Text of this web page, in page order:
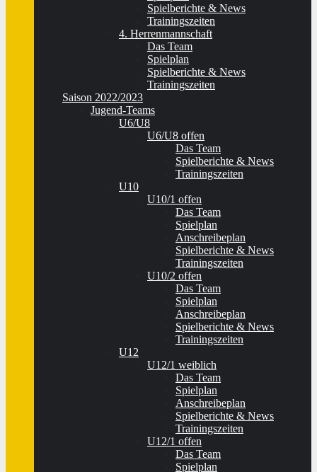
Spielberichte & News
Trainingszeiten
4. Herrenmannschaft
Das Team
Spielplan
Spielberichte & News
Trainingszeiten
Saison 2022/2023
Jugend-Teams
U6/U8
U6/U8 offen
Das Team
Spielberichte & News
Trainingszeiten
U10
U10/1 offen
Das Team
Spielplan
Anschreibeplan
Spielberichte & News
Trainingszeiten
U10/2 offen
Das Team
Spielplan
Anschreibeplan
Spielberichte & News
Trainingszeiten
U12
U12/1 weiblich
Das Team
Spielplan
Anschreibeplan
Spielberichte & News
Trainingszeiten
U12/1 offen
Das Team
Spielplan